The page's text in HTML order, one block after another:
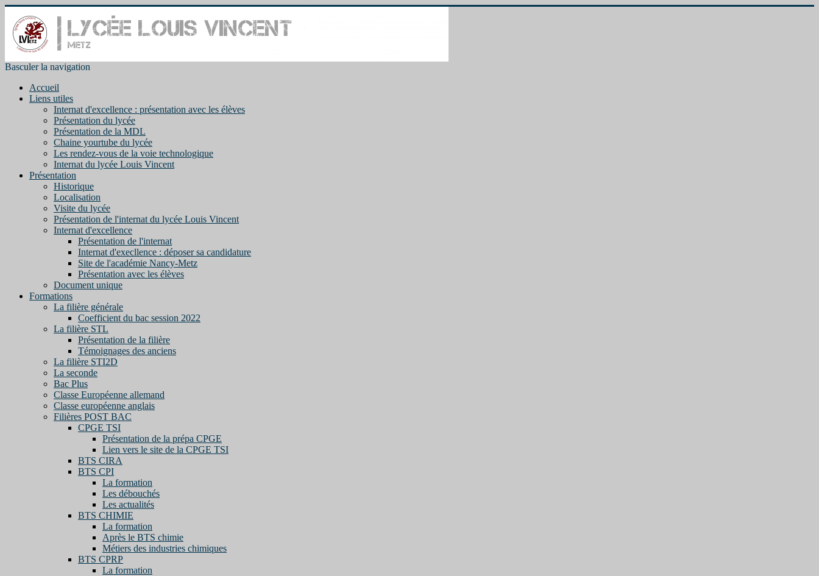
Basculer la navigation
Accueil
Liens utiles
Internat d'excellence : présentation avec les élèves
Présentation du lycée
Présentation de la MDL
Chaine yourtube du lycée
Les rendez-vous de la voie technologique
Internat du lycée Louis Vincent
Présentation
Historique
Localisation
Visite du lycée
Présentation de l'internat du lycée Louis Vincent
Internat d'excellence
Présentation de l'internat
Internat d'execllence : déposer sa candidature
Site de l'académie Nancy-Metz
Présentation avec les élèves
Document unique
Formations
La filière générale
Coefficient du bac session 2022
La filière STL
Présentation de la filière
Témoignages des anciens
La filière STI2D
La seconde
Bac Plus
Classe Européenne allemand
Classe européenne anglais
Filières POST BAC
CPGE TSI
Présentation de la prépa CPGE
Lien vers le site de la CPGE TSI
BTS CIRA
BTS CPI
La formation
Les débouchés
Les actualités
BTS CHIMIE
La formation
Après le BTS chimie
Métiers des industries chimiques
BTS CPRP
La formation